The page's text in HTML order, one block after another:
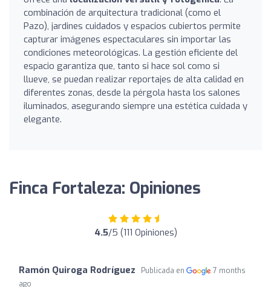
combinación de arquitectura tradicional (como el
Pazo), jardines cuidados y espacios cubiertos permite
capturar imágenes espectaculares sin importar las
condiciones meteorológicas. La gestión eficiente del
espacio garantiza que, tanto si hace sol como si
llueve, se puedan realizar reportajes de alta calidad en
diferentes zonas, desde la pérgola hasta los salones
iluminados, asegurando siempre una estética cuidada y
elegante.
Finca Fortaleza: Opiniones
4.5/5 (111 Opiniones)
Ramón Quiroga Rodríguez Publicada en
7 months
ago